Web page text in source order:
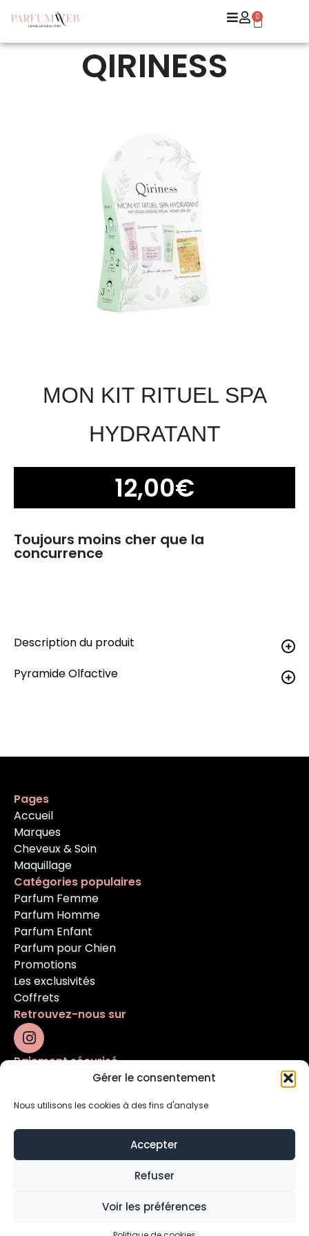
Gérer le consentement
Nous utilisons les cookies à des fins d'analyse
Accepter
Refuser
Voir les préférences
0
QIRINESS
MON KIT RITUEL SPA
HYDRATANT
12,00€
Toujours moins cher que la
concurrence
Description du produit
Pyramide Olfactive
Pages
Accueil
Marques
Cheveux & Soin
Maquillage
Catégories populaires
Parfum Femme
Parfum Homme
Parfum Enfant
Parfum pour Chien
Promotions
Les exclusivités
Coffrets
Retrouvez-nous sur
Paiement sécurisé
Conditions générales